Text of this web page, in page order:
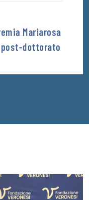
Mariarosa
post-dottorato